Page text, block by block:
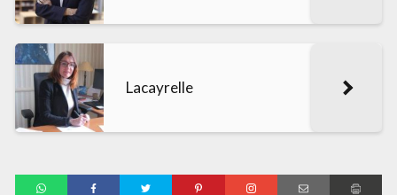
Lacayrelle